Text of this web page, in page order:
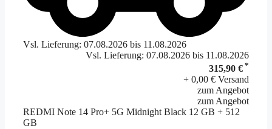
Vsl. Lieferung: 07.08.2026 bis 11.08.2026
Vsl. Lieferung: 07.08.2026 bis 11.08.2026
315,90 € *
+ 0,00 € Versand
zum Angebot
zum Angebot
REDMI Note 14 Pro+ 5G Midnight Black 12 GB + 512
GB